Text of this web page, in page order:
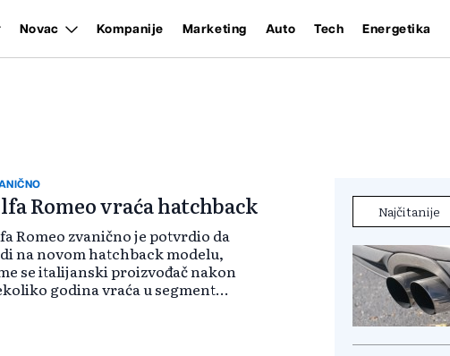
Novac Kompanije Marketing Auto Tech Energetika
Romeo vraća hatchback
Romeo zvanično je potvrdio da
na novom hatchback modelu,
se italijanski proizvođač nakon
godina vraća u segment
Najčitanije